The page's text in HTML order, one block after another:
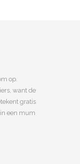
op.
want de
gratis
een mum